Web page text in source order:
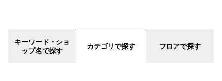
キーワード・ショ
ップ名で探す
カテゴリで探す フロアで探すソーシャル